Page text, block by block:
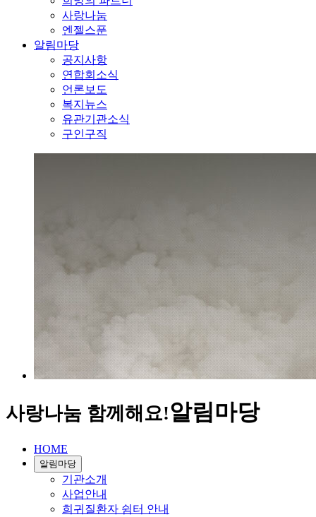
사랑나눔
엔젤스푼
알림마당
공지사항
연합회소식
언론보도
복지뉴스
유관기관소식
구인구직
사랑나눔 함께해요!알림마당
HOME
알림마당
기관소개
사업안내
희귀질환자 쉼터 안내